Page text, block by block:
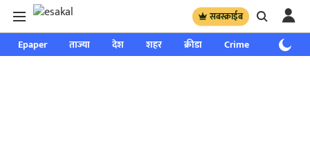
सबस्क्राईब
Epaper ताज्या देश शहर क्रीडा Crime साप्ताहिक